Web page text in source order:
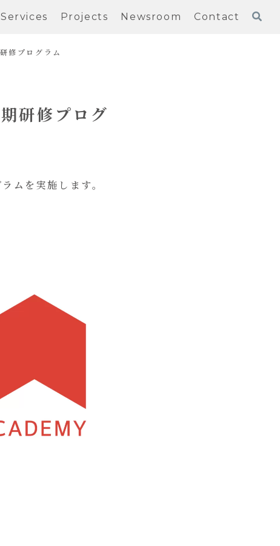
Services Projects Newsroom Contact
修プログラム
研修プログ
ムを実施します。